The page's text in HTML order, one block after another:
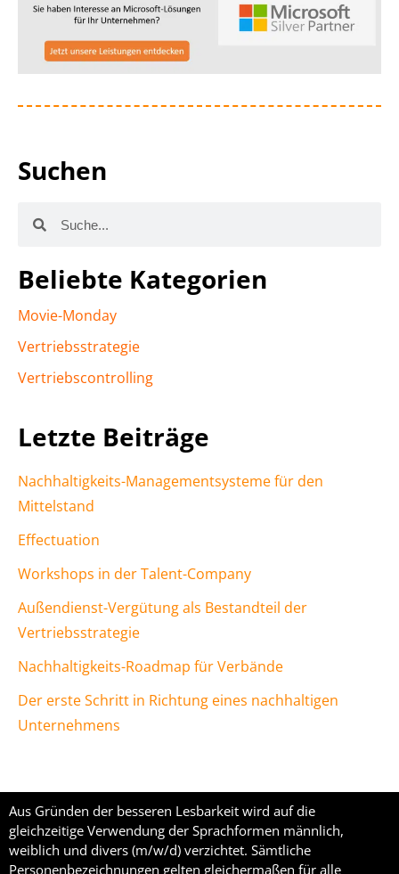
Suchen
Beliebte Kategorien
Movie-Monday
Vertriebsstrategie
Vertriebscontrolling
Letzte Beiträge
Nachhaltigkeits-Managementsysteme für den
Mittelstand
Effectuation
Workshops in der Talent-Company
Außendienst-Vergütung als Bestandteil der
Vertriebsstrategie
Nachhaltigkeits-Roadmap für Verbände
Der erste Schritt in Richtung eines nachhaltigen
Unternehmens
Aus Gründen der besseren Lesbarkeit wird auf die
gleichzeitige Verwendung der Sprachformen männlich,
weiblich und divers (m/w/d) verzichtet. Sämtliche
Personenbezeichnungen gelten gleichermaßen für alle